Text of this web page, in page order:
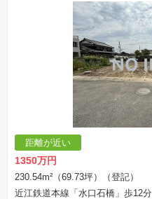
距離が近い
1350万円
230.54m²（69.73坪）（登記）
近江鉄道本線「水口石橋」歩12分